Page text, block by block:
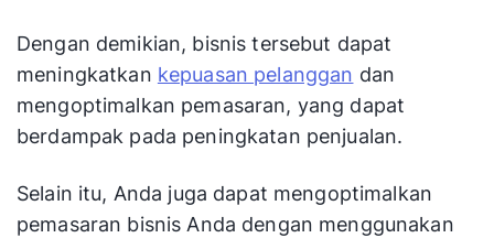
Dengan demikian, bisnis tersebut dapat
meningkatkan kepuasan pelanggan dan
mengoptimalkan pemasaran, yang dapat
berdampak pada peningkatan penjualan.
Selain itu, Anda juga dapat mengoptimalkan
pemasaran bisnis Anda dengan menggunakan